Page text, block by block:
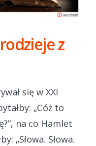
z
się w XXI
„Cóż to
na co Hamlet
„Słowa. Słowa.